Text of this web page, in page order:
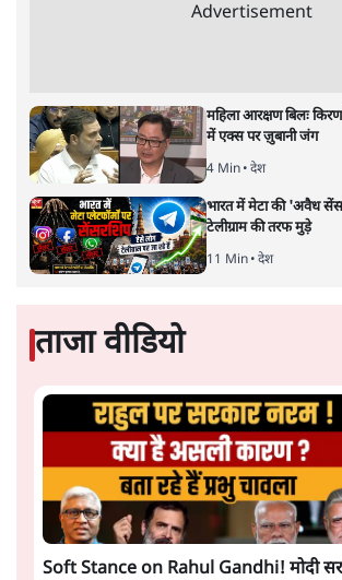
Advertisement
महिला आरक्षण बिलः
में एक्स पर ज़ुबानी जंग
4 Min• देश
भारत में मेटा की 'अवैध
टेलीग्राम की तरफ मुड़े
11 Min• देश
ताजा वीडियो
Soft Stance on Rahul Gandhi! मोदी